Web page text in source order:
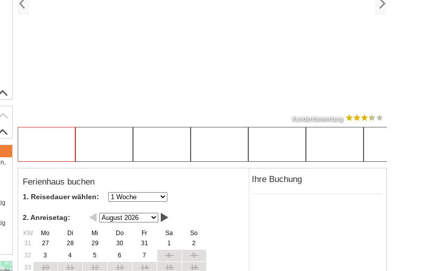
Kundenbewertung
Ferienhaus buchen
1. Reisedauer wählen:
2. Anreisetag:
KW Mo Di Mi Do Fr Sa
So
31
27 28 29 30 31 1
2
32
3 4 5 6 7 8
9
33
10 11 12 13 14 15
16
Ihre Buchung